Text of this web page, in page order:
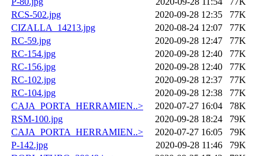
RCS-502.jpg
2020-09-28 12:35
77K
CIZALLA_14213.jpg
2020-08-24 12:07
77K
RC-59.jpg
2020-09-28 12:47
77K
RC-154.jpg
2020-09-28 12:40
77K
RC-156.jpg
2020-09-28 12:40
77K
RC-102.jpg
2020-09-28 12:37
77K
RC-104.jpg
2020-09-28 12:38
77K
CAJA_PORTA_HERRAMIEN..>
2020-07-27 16:04
78K
RSM-100.jpg
2020-09-28 18:24
79K
CAJA_PORTA_HERRAMIEN..>
2020-07-27 16:05
79K
P-142.jpg
2020-09-28 11:46
79K